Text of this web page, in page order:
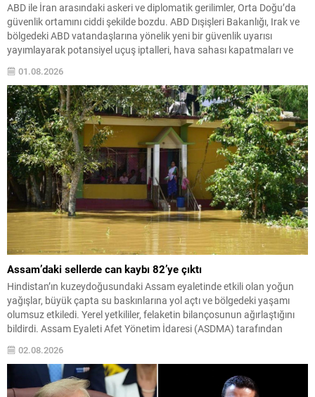
ABD ile İran arasındaki askeri ve diplomatik gerilimler, Orta Doğu’da
güvenlik ortamını ciddi şekilde bozdu. ABD Dışişleri Bakanlığı, Irak ve
bölgedeki ABD vatandaşlarına yönelik yeni bir güvenlik uyarısı
yayımlayarak potansiyel uçuş iptalleri, hava sahası kapatmaları ve
seyahat aksaklıklarına karşı hazırlıklı olmalarını istedi. Yetkililer,
vatandaşlardan yerel makamların talimatlarına uymalarını, güncel
yerel...
01.08.2026
Assam’daki sellerde can kaybı 82’ye çıktı
Hindistan’ın kuzeydoğusundaki Assam eyaletinde etkili olan yoğun
yağışlar, büyük çapta su baskınlarına yol açtı ve bölgedeki yaşamı
olumsuz etkiledi. Yerel yetkililer, felaketin bilançosunun ağırlaştığını
bildirdi. Assam Eyaleti Afet Yönetim İdaresi (ASDMA) tarafından
Hasar gören bölgelerde kurtarma ve yardım çalışmaları yoğun...
02.08.2026